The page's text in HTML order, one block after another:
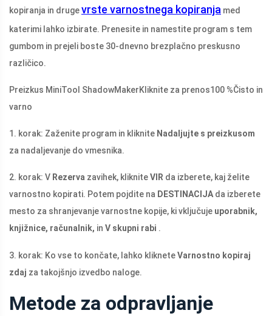
kopiranja in drugevrste varnostnega kopiranja med
katerimi lahko izbirate. Prenesite in namestite program s tem
gumbom in prejeli boste 30-dnevno brezplačno preskusno
različico.
Preizkus MiniTool ShadowMakerKliknite za prenos100 %Čisto in
varno
1. korak: Zaženite program in kliknite Nadaljujte s preizkusom
za nadaljevanje do vmesnika.
2. korak: V Rezerva zavihek, klikniteVIR da izberete, kaj želite
varnostno kopirati. Potem pojdite na DESTINACIJA da izberete
mesto za shranjevanje varnostne kopije, ki vključuje uporabnik,
knjižnice, računalnik, in V skupni rabi .
3. korak: Ko vse to končate, lahko klikneteVarnostno kopiraj
zdaj za takojšnjo izvedbo naloge.
Metode za odpravljanje